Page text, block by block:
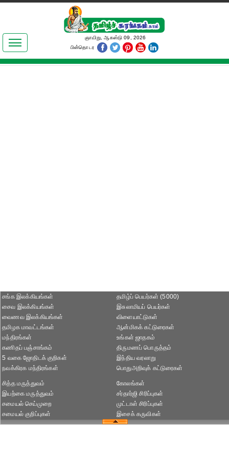
இலக்கியங்கள்
தமிழ் உலகம்
ஞாயிறு, ஆகஸ்டு 09, 2026
பின்தொடர
சங்க இலக்கியங்கள்
சைவ இலக்கியங்கள்
வைணவ இலக்கியங்கள்
தமிழக மாவட்டங்கள்
தமிழ்ப் பெயர்கள் (5000)
இசுலாமியப் பெயர்கள்
விளையாட்டுகள்
ஆன்மிகக் கட்டுரைகள்
மந்திரங்கள்
கணிதப் பஞ்சாங்கம்
5 வகை ஜோதிடக் குறிகள்
நவக்கிரக மந்திரங்கள்
உங்கள் ஜாதகம்
திருமணப் பொருத்தம்
இந்திய வரலாறு
பொதுஅறிவுக் கட்டுரைகள்
சித்த மருத்துவம்
இயற்கை மருத்துவம்
சமையல் செய்முறை
சமையல் குறிப்புகள்
கோலங்கள்
சர்தார்ஜி சிரிப்புகள்
முட்டாள் சிரிப்புகள்
இசைக் கருவிகள்